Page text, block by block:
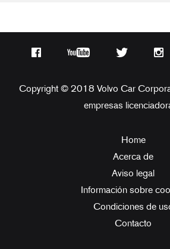
Copyright © 2018 Volvo Car
empresas
Home
Acerca de
Aviso legal
Información sobre
Condiciones de
Contacto